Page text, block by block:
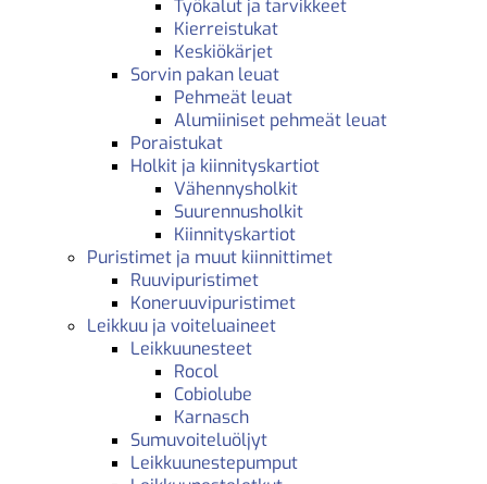
Työkalut ja tarvikkeet
Kierreistukat
Keskiökärjet
Sorvin pakan leuat
Pehmeät leuat
Alumiiniset pehmeät leuat
Poraistukat
Holkit ja kiinnityskartiot
Vähennysholkit
Suurennusholkit
Kiinnityskartiot
Puristimet ja muut kiinnittimet
Ruuvipuristimet
Koneruuvipuristimet
Leikkuu ja voiteluaineet
Leikkuunesteet
Rocol
Cobiolube
Karnasch
Sumuvoiteluöljyt
Leikkuunestepumput